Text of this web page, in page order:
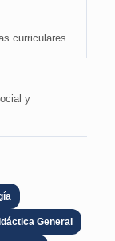
curriculares
y
General